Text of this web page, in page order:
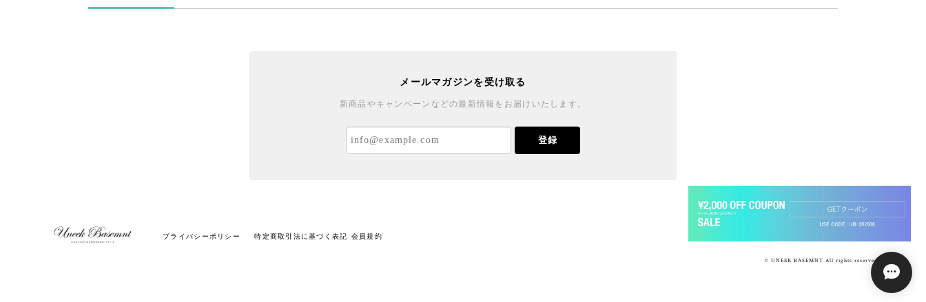
メールマガジンを受け取る
新商品やキャンペーンなどの最新情報をお届けいたします。
登録
プライバシーポリシー 特定商取引法に基づく表記 会員規約
© UNEEK BASEMNT All rights reserved.